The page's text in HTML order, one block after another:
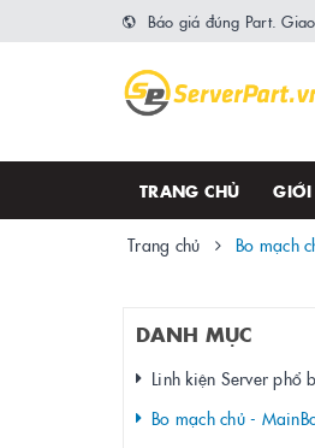
Báo giá đúng Part.
TRANG CHỦ GIỚI
Trang chủ Bo mạch
DANH MỤC
Linh kiện Server phổ
Bo mạch chủ -